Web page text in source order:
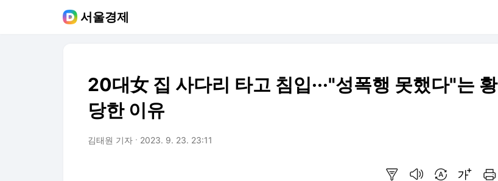
서울경제
20대女 집 사다리 타고 침입···"성폭행 못했다"는 황
당한 이유
김태원 기자 2023. 9. 23. 23:11